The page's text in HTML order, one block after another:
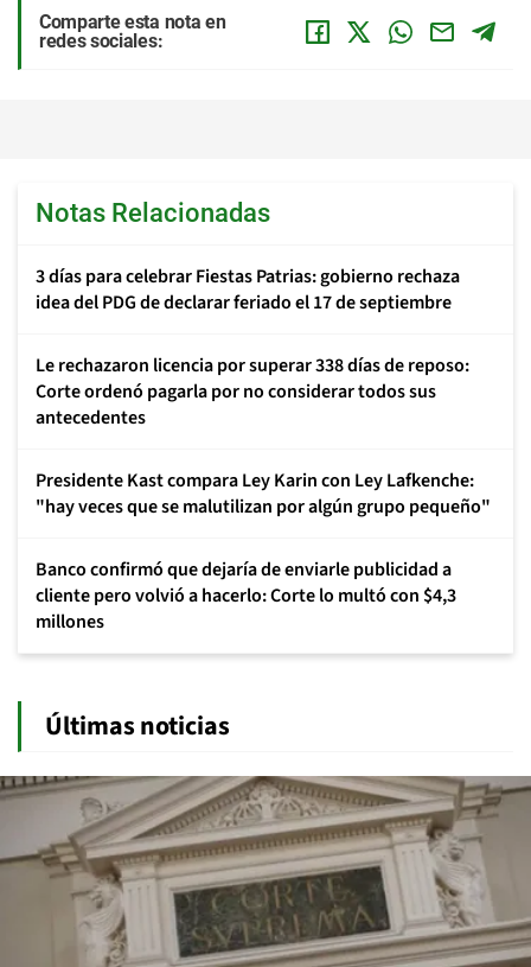
Comparte esta nota en
redes sociales:
Notas Relacionadas
3 días para celebrar Fiestas Patrias: gobierno rechaza
idea del PDG de declarar feriado el 17 de septiembre
Le rechazaron licencia por superar 338 días de reposo:
Corte ordenó pagarla por no considerar todos sus
antecedentes
Presidente Kast compara Ley Karin con Ley Lafkenche:
"hay veces que se malutilizan por algún grupo pequeño"
Banco confirmó que dejaría de enviarle publicidad a
cliente pero volvió a hacerlo: Corte lo multó con $4,3
millones
Últimas noticias